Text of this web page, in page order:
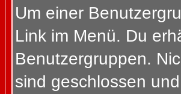
Um einer
Link im Menü. Du
Benutzergruppen.
sind geschlossen